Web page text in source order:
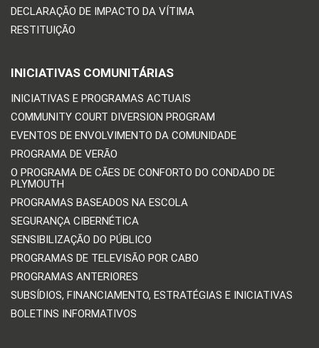
DECLARAÇÃO DE IMPACTO DA VÍTIMA
RESTITUIÇÃO
INICIATIVAS COMUNITÁRIAS
INICIATIVAS E PROGRAMAS ACTUAIS
COMMUNITY COURT DIVERSION PROGRAM
EVENTOS DE ENVOLVIMENTO DA COMUNIDADE
PROGRAMA DE VERÃO
O PROGRAMA DE CÃES DE CONFORTO DO CONDADO DE
PLYMOUTH
PROGRAMAS BASEADOS NA ESCOLA
SEGURANÇA CIBERNÉTICA
SENSIBILIZAÇÃO DO PÚBLICO
PROGRAMAS DE TELEVISÃO POR CABO
PROGRAMAS ANTERIORES
SUBSÍDIOS, FINANCIAMENTO, ESTRATÉGIAS E INICIATIVAS
BOLETINS INFORMATIVOS